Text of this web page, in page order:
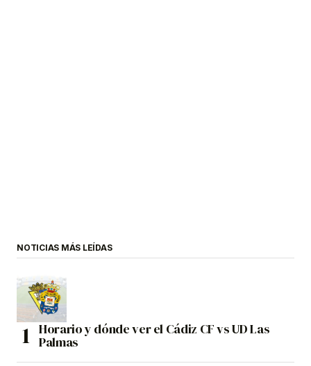
NOTICIAS MÁS LEÍDAS
Horario y dónde ver el Cádiz CF vs UD Las
Palmas